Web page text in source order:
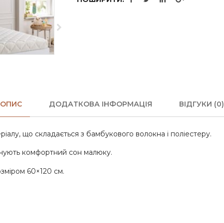
ОПИС ДОДАТКОВА ІНФОРМАЦІЯ ВІДГУКИ (0)
що складається з бамбукового волокна і поліестеру.
комфортний сон малюку.
60×120 см.